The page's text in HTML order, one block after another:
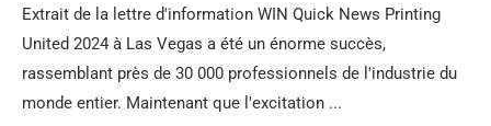
Extrait de la lettre d'information WIN Quick News Printing
United 2024 à Las Vegas a été un énorme succès,
rassemblant près de 30 000 professionnels de l'industrie du
monde entier. Maintenant que l'excitation ...